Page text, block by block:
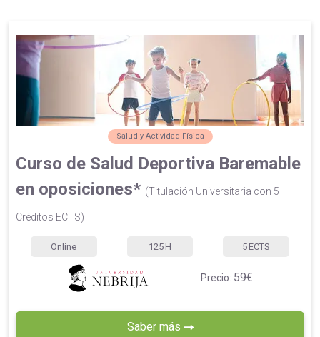
Salud y Actividad Física
Curso de Salud Deportiva Baremable
en oposiciones* (Titulación Universitaria con 5
Créditos ECTS)
Online 125 H 5 ECTS
Precio: 59€
Saber más